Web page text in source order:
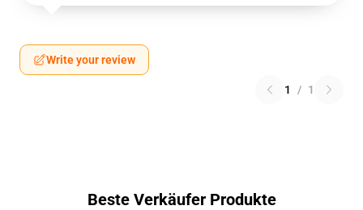
Write your review
1 / 1
Beste Verkäufer Produkte